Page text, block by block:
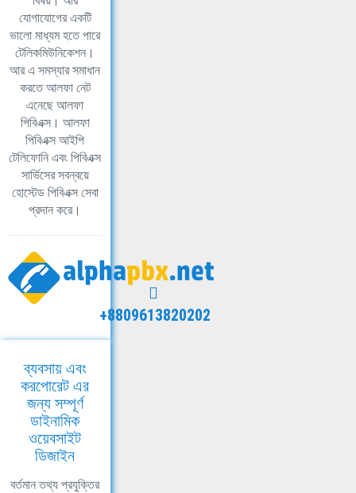
যোগাযোগের একটি
ভালো মাধ্যম হতে পারে
টেলিকমিউনিকেশন।
আর এ সমস্যার সমাধান
করতে আলফা নেট
এনেছে আলফা
পিবিএক্স। আলফা
পিবিএক্স আইপি
টেলিফোনি এবং পিবিএক্স
সার্ভিসের সবন্বয়ে
হোস্টেড পিবিএক্স সেবা
প্রদান করে।
+8809613820202
ব্যবসায় এবং
করপোরেট এর
জন্য সম্পূর্ণ
ডাইনামিক
ওয়েবসাইট
ডিজাইন
বর্তমান তথ্য প্রযুক্তির